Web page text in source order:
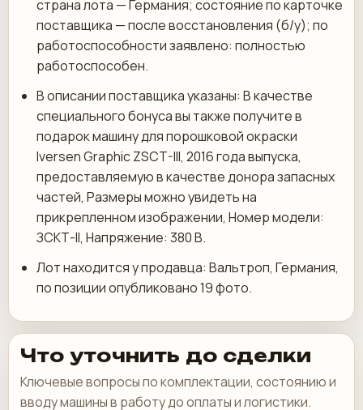
страна лота — Германия; состояние по карточке
поставщика — после восстановления (б/у); по
работоспособности заявлено: полностью
работоспособен.
В описании поставщика указаны: В качестве
специального бонуса вы также получите в
подарок машину для порошковой окраски
Iversen Graphic ZSCT-III, 2016 года выпуска,
предоставляемую в качестве донора запасных
частей, Размеры можно увидеть на
прикрепленном изображении, Номер модели:
ЗСКТ-II, Напряжение: 380 В.
Лот находится у продавца: Вальтроп, Германия,
по позиции опубликовано 19 фото.
Что уточнить до сделки
Ключевые вопросы по комплектации, состоянию и
вводу машины в работу до оплаты и логистики.